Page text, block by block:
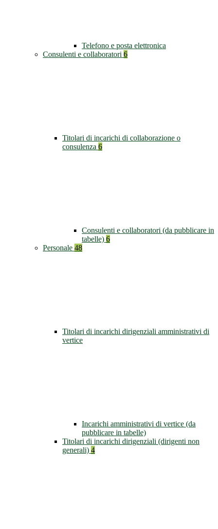
Telefono e posta elettronica
Consulenti e collaboratori 6
Titolari di incarichi di collaborazione o
consulenza 6
Consulenti e collaboratori (da pubblicare in
tabelle) 6
Personale 48
Titolari di incarichi dirigenziali amministrativi di
vertice
Incarichi amministrativi di vertice (da
pubblicare in tabelle)
Titolari di incarichi dirigenziali (dirigenti non
generali) 4